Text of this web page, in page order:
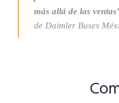
más allá de las
de Daimler Buses